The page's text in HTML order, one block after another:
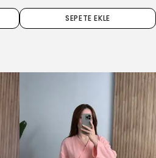
SEPETE EKLE